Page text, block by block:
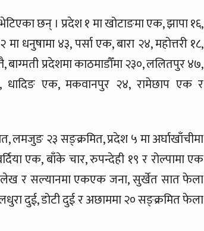
छन् । प्रदेश १ मा खोटाङमा एक, झापा १६,
४३, पर्सा एक, बारा २४, महोत्तरी १८,
बाग्मती प्रदेशमा काठमाडौँमा २३०, ललितपुर ४७,
धादिङ एक, मकवानपुर २४, रामेछाप एक र
लमजुङ २३ सङ्क्रमित, प्रदेश ५ मा अर्घाखाँचीमा
एक, बाँके चार, रुपन्देही १९ र रोल्पामा एक
र सल्यानमा एकएक जना, सुर्खेत सात फेला
दुई, डोटी दुई र अछाममा २० सङ्क्रमित फेला